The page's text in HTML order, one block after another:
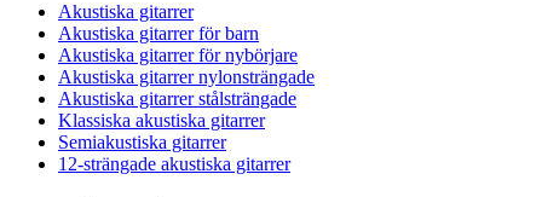
Akustiska gitarrer
Akustiska gitarrer för barn
Akustiska gitarrer för nybörjare
Akustiska gitarrer nylonsträngade
Akustiska gitarrer stålsträngade
Klassiska akustiska gitarrer
Semiakustiska gitarrer
12-strängade akustiska gitarrer